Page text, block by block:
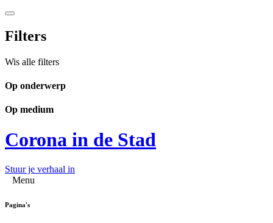
Filters
Wis alle filters
Op onderwerp
Op medium
Corona in de Stad
Stuur je verhaal in
Menu
Pagina's